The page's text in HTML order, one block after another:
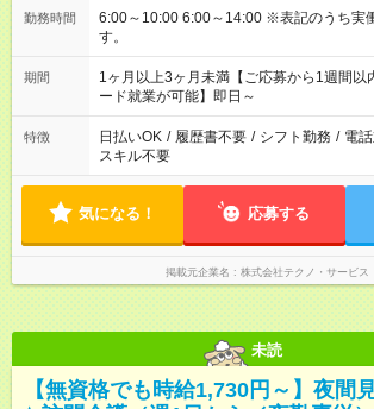
勤務時間
6:00～10:00 6:00～14:00 ※表記のうち実働4時間から7時間で
す。
期間
1ヶ月以上3ヶ月未満【ご応募から1週間以
ード就業が可能】即日～
特徴 日払いOK / 履歴書不要 / シフト勤務 / 電
スキル不要
気になる！ 応募する
掲載元企業名 株式会社テクノ・サービス
未読
【無資格でも時給1,730円～】夜間